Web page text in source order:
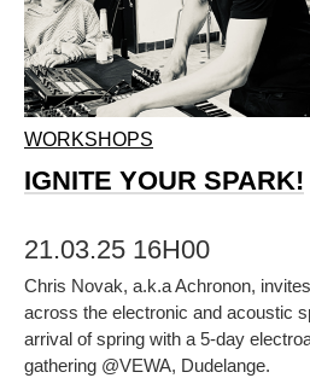
WORKSHOPS
IGNITE YOUR SPARK!
21.03.25 16H00
Chris Novak, a.k.a Achronon,
across the electronic and acoustic
arrival of spring with a 5-day
gathering @VEWA, Dudelange.